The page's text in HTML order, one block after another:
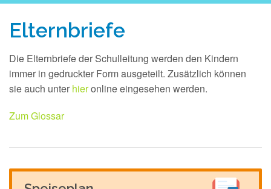
Start
Schule
Kinder
Eltern
Termine
Kontakt
Elternbriefe
Die Elternbriefe der Schulleitung werden den Kindern
immer in gedruckter Form ausgeteilt. Zusätzlich können
sie auch unter hieronline eingesehen werden.
Zum Glossar